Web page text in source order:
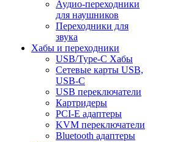
Аудио-переходники
для наушников
Переходники для
звука
Хабы и переходники
USB/Type-C Хабы
Сетевые карты USB,
USB-C
USB переключатели
Картридеры
PCI-E адаптеры
KVM переключатели
Bluetooth адаптеры